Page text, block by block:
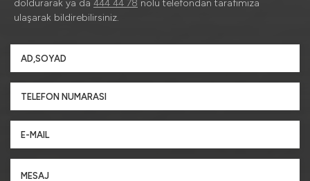
doldurarak ya da 444 44 78 nolu telefondan tarafımıza
ulaşarak bildirebilirsiniz.